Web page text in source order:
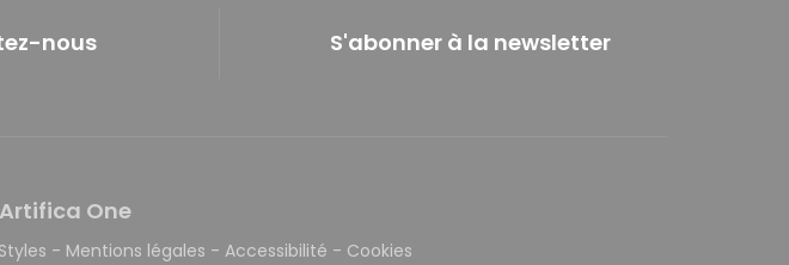
nous S'abonner à la newsletter
One
Styles - Mentions légales - Accessibilité - Cookies